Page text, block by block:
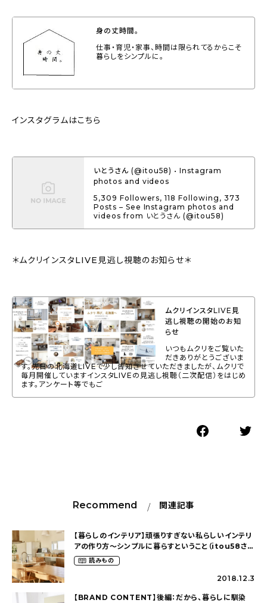
身の丈時間。
仕事・育児・家事、時間は限られてるからこそ
暮らしをシンプルに。
インスタグラムはこちら
いとうさん (@itou58) • Instagram
photos and videos
5,309 Followers, 118 Following, 373
Posts – See Instagram photos and
videos from いとうさん (@itou58)
＊ムクリインスタLIVE見逃し視聴のお知らせ＊
ムクリインスタLIVE見
逃し視聴の開始のお知
らせ
いつもムクリをご覧いた
だきありがとうございま
す。先日の北海道LIVEで少し告知させていただきましたが、ムクリで
毎月開催していますインスタLIVEの見逃し視聴（二次配信）をはじめ
ます。アンケート等でもご
Recommend 関連記事
【暮らしのインテリア】頑張りすぎない私らしいインテリ
アの作り方～シンプルに暮らすということ（itou58さ
ん） 読みもの
2018.12.3
【BRAND CONTENT】後編：だから、暮らしに馴染